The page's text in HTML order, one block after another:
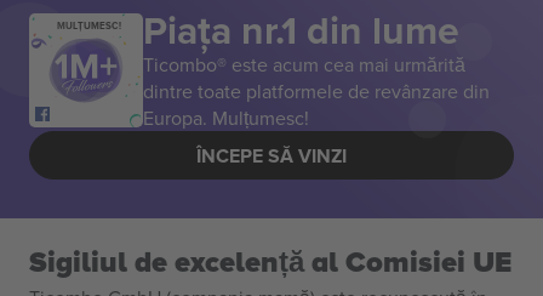
MULȚUMESC! Piața nr.1 din lume
Ticombo® este acum cea mai urmărită
dintre toate platformele de revânzare din
Europa. Mulțumesc!
ÎNCEPE SĂ VINZI
Sigiliul de excelență al Comisiei UE